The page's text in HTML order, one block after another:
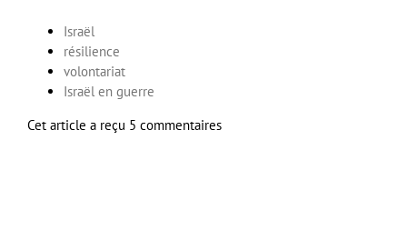
Israël
résilience
volontariat
Israël en guerre
Cet article a reçu 5 commentaires